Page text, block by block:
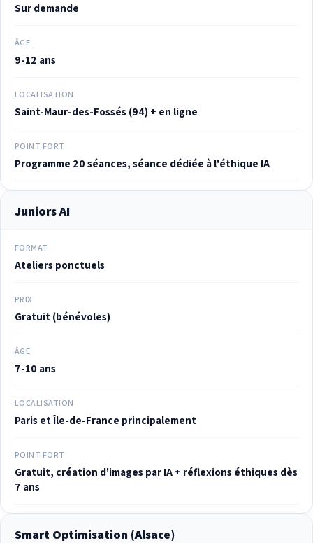
Sur demande
ÂGE
9-12 ans
LOCALISATION
Saint-Maur-des-Fossés (94) + en ligne
POINT FORT
Programme 20 séances, séance dédiée à l'éthique IA
Juniors AI
FORMAT
Ateliers ponctuels
PRIX
Gratuit (bénévoles)
ÂGE
7-10 ans
LOCALISATION
Paris et Île-de-France principalement
POINT FORT
Gratuit, création d'images par IA + réflexions éthiques dès
7 ans
Smart Optimisation (Alsace)